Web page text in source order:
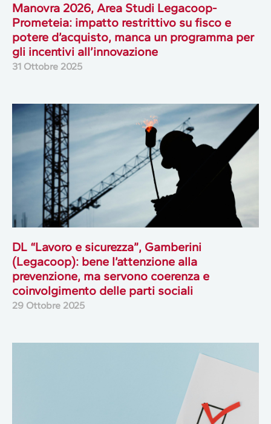
Manovra 2026, Area Studi Legacoop-
Prometeia: impatto restrittivo su fisco e
potere d’acquisto, manca un programma per
gli incentivi all’innovazione
31 Ottobre 2025
DL “Lavoro e sicurezza”, Gamberini
(Legacoop): bene l’attenzione alla
prevenzione, ma servono coerenza e
coinvolgimento delle parti sociali
29 Ottobre 2025